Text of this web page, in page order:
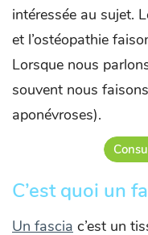
intéressée au sujet.
et l’ostéopathie
Lorsque nous
souvent nous
aponévroses).
C’est quoi un
Un fascia c’est un